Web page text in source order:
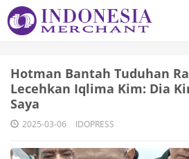
Hotman Bantah Tuduhan
Lecehkan Iqlima Kim: Dia
Saya
2025-03-06 IDOPRESS